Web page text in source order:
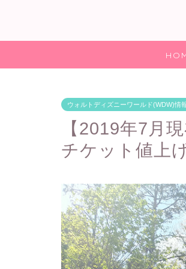
ウォルトディズニーワールド(WDW)情
【2019年7月
チケット値上